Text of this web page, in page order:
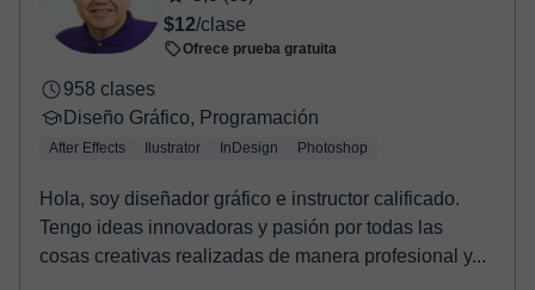
$12/clase
Ofrece prueba gratuita
958 clases
Diseño Gráfico, Programación
After Effects Ilustrator InDesign Photoshop
Hola, soy diseñador gráfico e instructor calificado.
Tengo ideas innovadoras y pasión por todas las
cosas creativas realizadas de manera profesional y...